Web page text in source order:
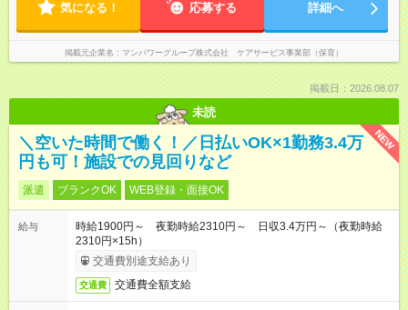
気になる！ 応募する 詳細へ
掲載元企業名 マンパワーグループ株式会社 ケアサービス事業部（保育）
掲載日：2026.08.07
未読
NEW
＼空いた時間で働く！／日払いOK×1勤務3.4万
円も可！施設での見回りなど
派遣 ブランクOK WEB登録・面接OK
給与
時給1900円～ 夜勤時給2310円～ 日収3.4万円～（夜勤時給
2310円×15h）
交通費別途支給あり
交通費 交通費全額支給